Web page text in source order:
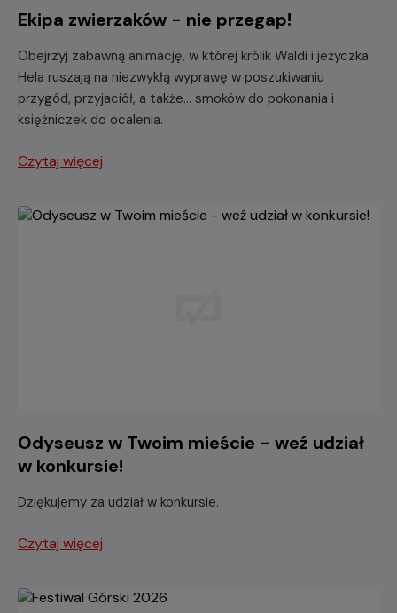
Ekipa zwierzaków - nie przegap!
Obejrzyj zabawną animację, w której królik Waldi i jeżyczka
Hela ruszają na niezwykłą wyprawę w poszukiwaniu
przygód, przyjaciół, a także... smoków do pokonania i
księżniczek do ocalenia.
Czytaj więcej
Odyseusz w Twoim mieście - weź udział
w konkursie!
Dziękujemy za udział w konkursie.
Czytaj więcej